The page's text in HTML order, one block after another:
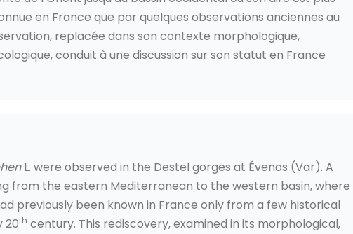
en France que par quelques observations anciennes au
replacée dans son contexte morphologique,
conduit à une discussion sur son statut en France
L. were observed in the Destel gorges at Évenos (Var). A
from the eastern Mediterranean to the western basin, where
previously been known in France only from a few historical
20th century. This rediscovery, examined in its morphological,